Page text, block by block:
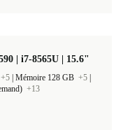
| i7-8565U | 15.6"
+5 Mémoire 128 GB +5
+13